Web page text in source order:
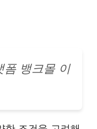
폼 뱅크몰 이